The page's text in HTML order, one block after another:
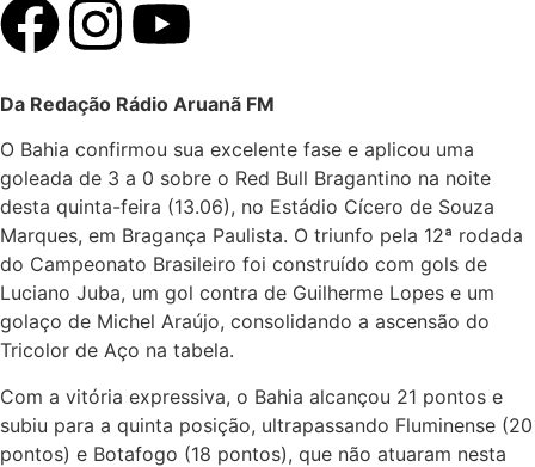
Da Redação Rádio Aruanã FM
O Bahia confirmou sua excelente fase e aplicou uma
goleada de 3 a 0 sobre o Red Bull Bragantino na noite
desta quinta-feira (13.06), no Estádio Cícero de Souza
Marques, em Bragança Paulista. O triunfo pela 12ª rodada
do Campeonato Brasileiro foi construído com gols de
Luciano Juba, um gol contra de Guilherme Lopes e um
golaço de Michel Araújo, consolidando a ascensão do
Tricolor de Aço na tabela.
Com a vitória expressiva, o Bahia alcançou 21 pontos e
subiu para a quinta posição, ultrapassando Fluminense (20
pontos) e Botafogo (18 pontos), que não atuaram nesta